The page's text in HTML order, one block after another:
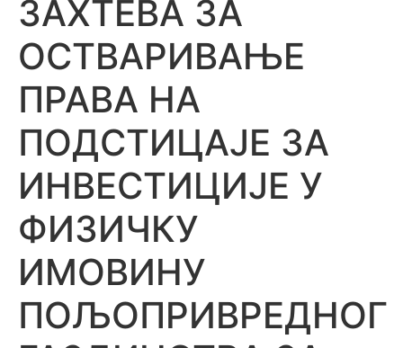
ЗАХТЕВА ЗА
ОСТВАРИВАЊЕ
ПРАВА НА
ПОДСТИЦАЈЕ ЗА
ИНВЕСТИЦИЈЕ У
ФИЗИЧКУ
ИМОВИНУ
ПОЉОПРИВРЕДНОГ